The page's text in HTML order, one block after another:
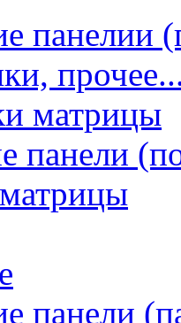
панелии
матрицы
панели
панели